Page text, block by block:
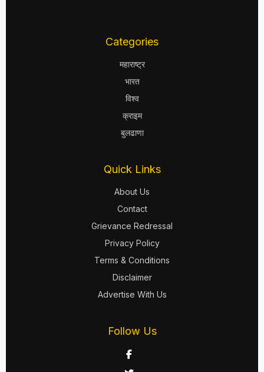
Categories
महाराष्ट्र
भारत
विश्व
क्राइम
बुलढाणा
Quick Links
About Us
Contact
Grievance Redressal
Privacy Policy
Terms & Conditions
Disclaimer
Advertise With Us
Follow Us